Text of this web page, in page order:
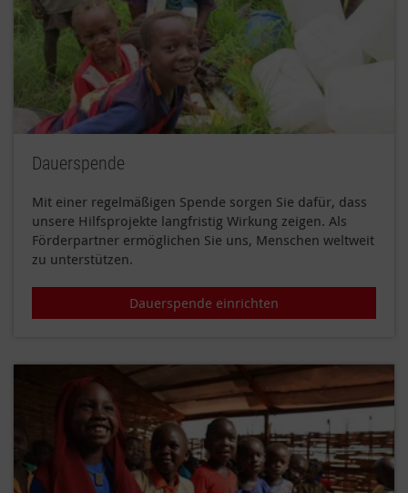
Dauerspende
Mit einer regelmäßigen Spende sorgen Sie dafür, dass
unsere Hilfsprojekte langfristig Wirkung zeigen. Als
Förderpartner ermöglichen Sie uns, Menschen weltweit
zu unterstützen.
Dauerspende einrichten